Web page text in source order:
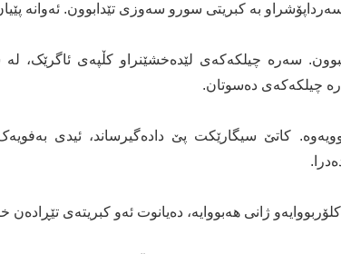
بە کبریتی سورو سەوزی تێدابوون. ئەوانە
سەرە چیلکەکەی لێدەخشێنراو کڵپەی ئاگرێک،
چیلکەکەی دەسوتان.
کاتێ سیگارێکت پێ دادەگیرساند، ئیدی
ژانی هەبووایە، دەیانوت ئەو کبریتەی